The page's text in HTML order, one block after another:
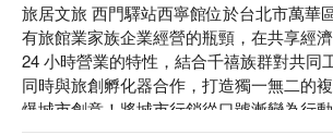
旅居文旅 西門驛站西寧館位於台北市萬華
有旅館業家族企業經營的瓶頸，在共享經
24 小時營業的特性，結合千禧族群對共同
同時與旅創孵化器合作，打造獨一無二的
爆城市創意！將城市行銷從口號漸變為行